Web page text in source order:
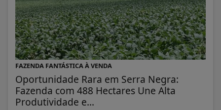
FAZENDA FANTÁSTICA À VENDA
Oportunidade Rara em Serra Negra:
Fazenda com 488 Hectares Une Alta
Produtividade e...